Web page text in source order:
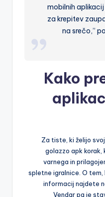
mobilnih
za krepitev
na srečo,”
Kako
Za tiste, ki želijo
golazzo apk korak,
varnega in
spletne igralnice. O
informacij najdete
Vendar pa je